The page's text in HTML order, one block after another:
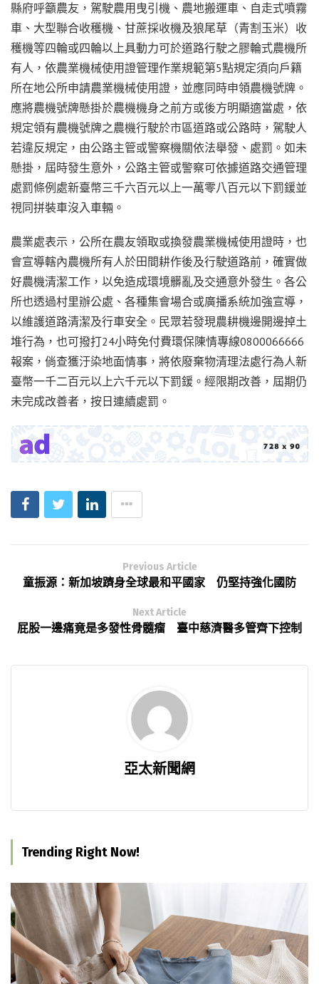
縣府呼籲農友，駕駛農用曳引機、農地搬運車、自走式噴霧
車、大型聯合收穫機、甘蔗採收機及狼尾草（青割玉米）收
穫機等四輪或四輪以上具動力可於道路行駛之膠輪式農機所
有人，依農業機械使用證管理作業規範第5點規定須向戶籍
所在地公所申請農業機械使用證，並應同時申領農機號牌。
應將農機號牌懸掛於農機機身之前方或後方明顯適當處，依
規定領有農機號牌之農機行駛於市區道路或公路時，駕駛人
若違反規定，由公路主管或警察機關依法舉發、處罰。如未
懸掛，屆時發生意外，公路主管或警察可依據道路交通管理
處罰條例處新臺幣三千六百元以上一萬零八百元以下罰鍰並
視同拼裝車沒入車輛。
農業處表示，公所在農友領取或換發農業機械使用證時，也
會宣導轄內農機所有人於田間耕作後及行駛道路前，確實做
好農機清潔工作，以免造成環境髒亂及交通意外發生。各公
所也透過村里辦公處、各種集會場合或廣播系統加強宣導，
以維護道路清潔及行車安全。民眾若發現農耕機邊開邊掉土
堆行為，也可撥打24小時免付費環保陳情專線0800066666
報案，倘查獲汙染地面情事，將依廢棄物清理法處行為人新
臺幣一千二百元以上六千元以下罰鍰。經限期改善，屆期仍
未完成改善者，按日連續處罰。
Previous Article
童振源：新加坡躋身全球最和平國家 仍堅持強化國防
Next Article
屁股一邊痛竟是多發性骨髓瘤 臺中慈濟醫多管齊下控制
亞太新聞網
Trending Right Now!